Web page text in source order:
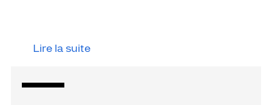
Lire la suite